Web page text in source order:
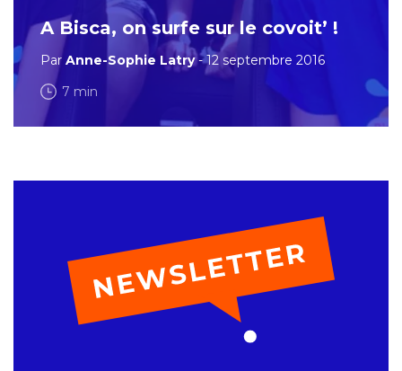
A Bisca, on surfe sur le covoit’ !
Par Anne-Sophie Latry- 12 septembre 2016
7 min